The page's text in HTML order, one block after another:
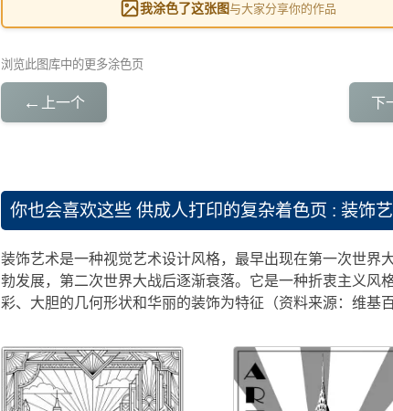
我涂色了这张图与大家分享你的作品
浏览此图库中的更多涂色页
← 上一个 下
你也会喜欢这些 供成人打印的复杂着色页 : 装饰
装饰艺术是一种视觉艺术设计风格，最早出现在第一次世界
勃发展，第二次世界大战后逐渐衰落。它是一种折衷主义风
彩、大胆的几何形状和华丽的装饰为特征（资料来源：维基